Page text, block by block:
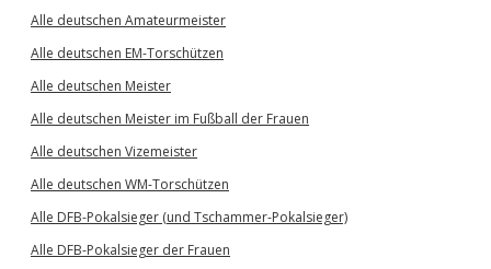
Alle deutschen Amateurmeister
Alle deutschen EM-Torschützen
Alle deutschen Meister
Alle deutschen Meister im Fußball der Frauen
Alle deutschen Vizemeister
Alle deutschen WM-Torschützen
Alle DFB-Pokalsieger (und Tschammer-Pokalsieger)
Alle DFB-Pokalsieger der Frauen